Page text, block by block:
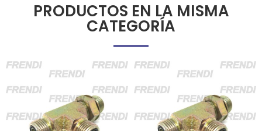
PRODUCTOS EN LA MISMA
CATEGORÍA